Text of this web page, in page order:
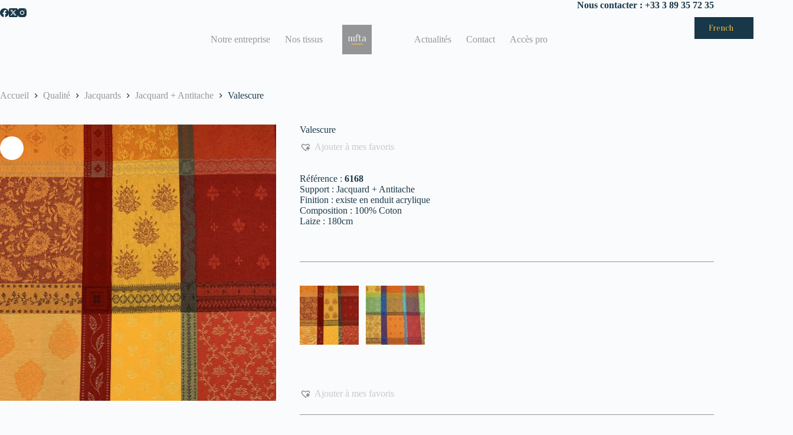
au
Nous contacter : +33 3 89 35 72 35
Notre entreprise Nos tissus Actualités Contact Accès pro
Accueil Qualité Jacquards Jacquard + Antitache Valescure
Valescure
Ajouter à mes favoris
Référence : 6168
Support : Jacquard + Antitache
Finition : existe en enduit acrylique
Composition : 100% Coton
Laize : 180cm
Ajouter à mes favoris
French